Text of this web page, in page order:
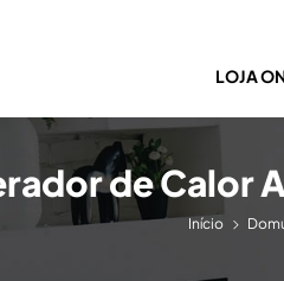
LOJA
de Calor
Início